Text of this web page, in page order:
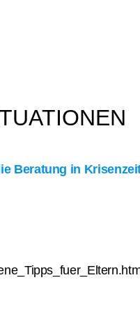
Beratung in